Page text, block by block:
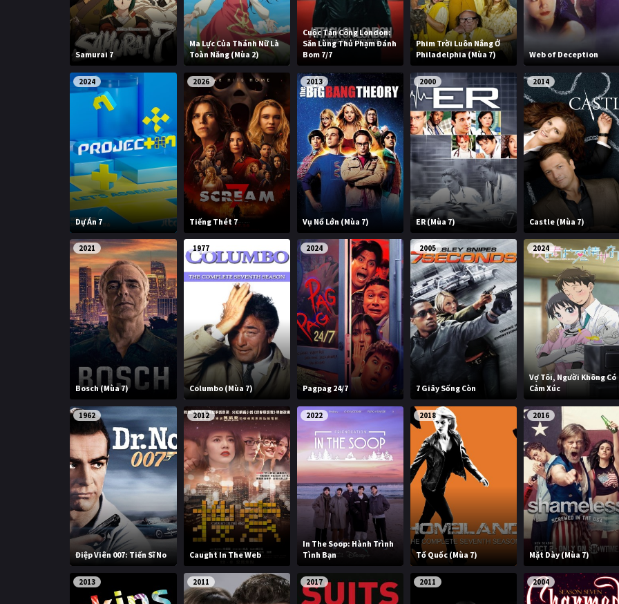
Samurai 7
Ma Lực Của Thánh Nữ Là
Toàn Năng (Mùa 2)
Cuộc Tấn Công London:
Săn Lùng Thủ Phạm Đánh
Bom 7/7
Phim Trời Luôn Nắng Ở
Philadelphia (Mùa 7)
Web of Deception
2024
Dự Án 7
2026
Tiếng Thét 7
2013
Vụ Nổ Lớn (Mùa 7)
2000
ER (Mùa 7)
2014
Castle (Mùa 7)
2021
Bosch (Mùa 7)
1977
Columbo (Mùa 7)
2024
Pagpag 24/7
2005
7 Giây Sống Còn
2024
Vợ Tôi, Người Không Có
Cảm Xúc
1962
Điệp Viên 007: Tiến Sĩ No
2012
Caught In The Web
2022
In The Soop: Hành Trình
Tình Bạn
2018
Tổ Quốc (Mùa 7)
2016
Mặt Dày (Mùa 7)
2013 2011 2017 2011 2004